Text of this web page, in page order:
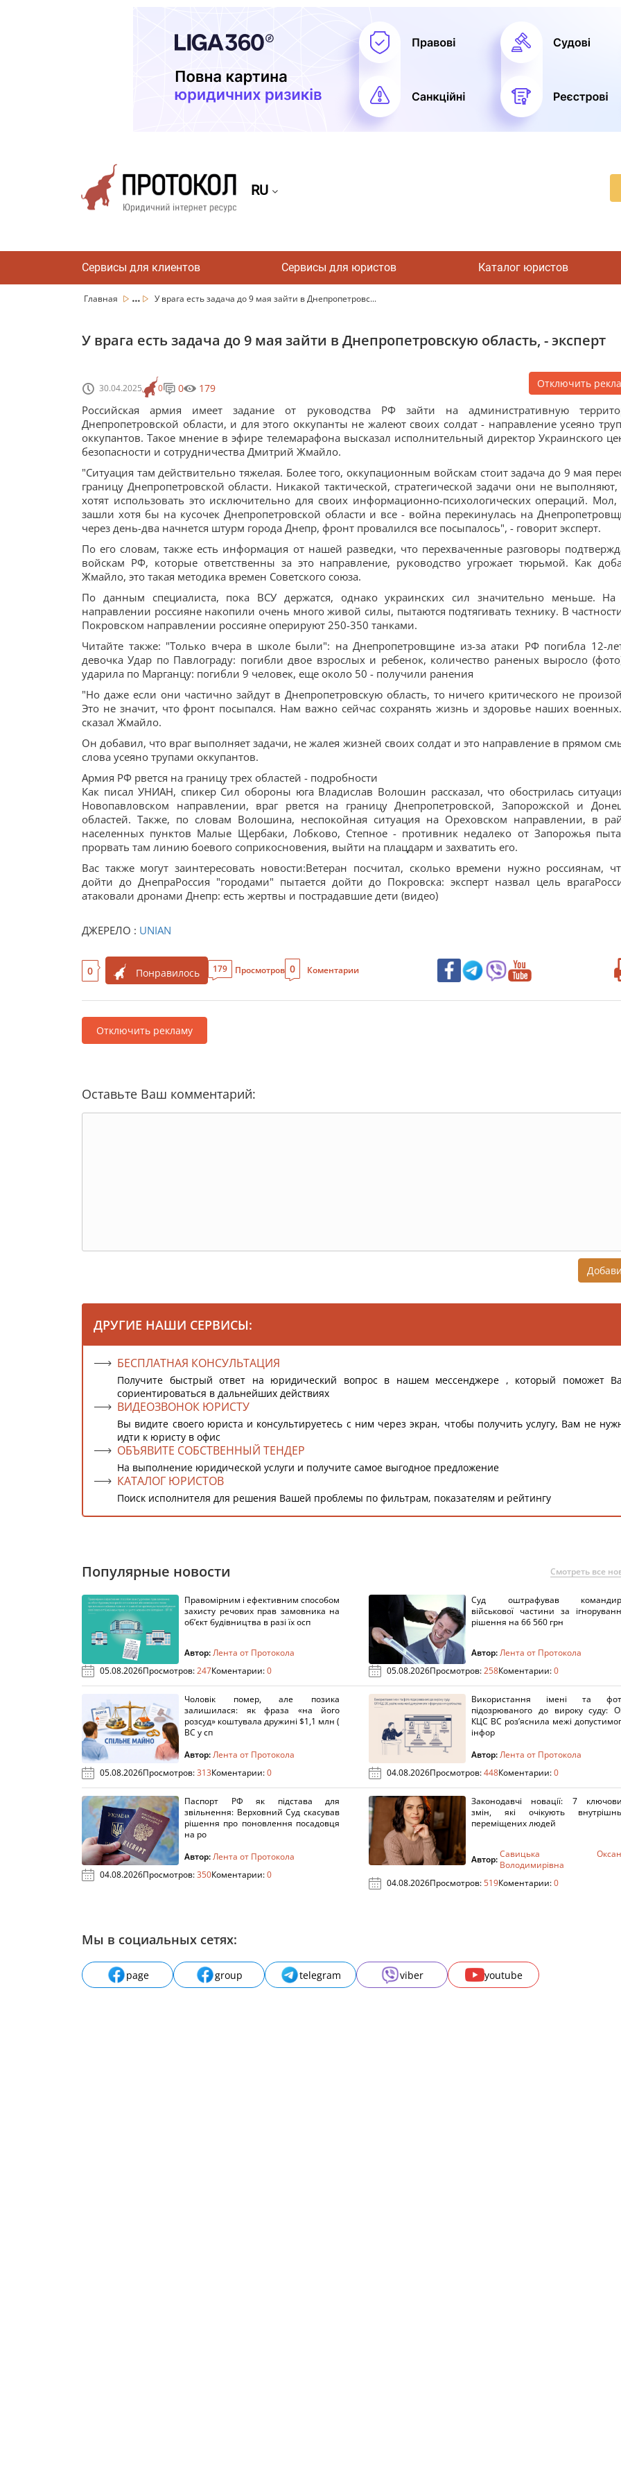
RU
Сервисы для клиентов Сервисы для юристов Каталог юристов
Главная ... У врага есть задача до 9 мая зайти в Днепропетровс...
У врага есть задача до 9 мая зайти в Днепропетровскую область, - эксперт
30.04.2025 0 0 179 Отключить
Российская армия имеет задание от руководства РФ зайти на административную
Днепропетровской области, и для этого оккупанты не жалеют своих солдат - направление усеяно
оккупантов. Такое мнение в эфире телемарафона высказал исполнительный директор Украинского
безопасности и сотрудничества Дмитрий Жмайло.
"Ситуация там действительно тяжелая. Более того, оккупационным войскам стоит задача до 9 мая
границу Днепропетровской области. Никакой тактической, стратегической задачи они не
хотят использовать это исключительно для своих информационно-психологических операций.
зашли хотя бы на кусочек Днепропетровской области и все - война перекинулась на
через день-два начнется штурм города Днепр, фронт провалился все посыпалось", - говорит эксперт.
По его словам, также есть информация от нашей разведки, что перехваченные разговоры
войскам РФ, которые ответственны за это направление, руководство угрожает тюрьмой. Как
Жмайло, это такая методика времен Советского союза.
По данным специалиста, пока ВСУ держатся, однако украинских сил значительно меньше. На
направлении россияне накопили очень много живой силы, пытаются подтягивать технику. В
Покровском направлении россияне оперируют 250-350 танками.
Читайте также: "Только вчера в школе были": на Днепропетровщине из-за атаки РФ погибла 12-
девочка Удар по Павлограду: погибли двое взрослых и ребенок, количество раненых выросло
ударила по Марганцу: погибли 9 человек, еще около 50 - получили ранения
"Но даже если они частично зайдут в Днепропетровскую область, то ничего критического не
Это не значит, что фронт посыпался. Нам важно сейчас сохранять жизнь и здоровье наших
сказал Жмайло.
Он добавил, что враг выполняет задачи, не жалея жизней своих солдат и это направление в прямом
слова усеяно трупами оккупантов.
Армия РФ рвется на границу трех областей - подробности
Как писал УНИАН, спикер Сил обороны юга Владислав Волошин рассказал, что обострилась
Новопавловском направлении, враг рвется на границу Днепропетровской, Запорожской и
областей. Также, по словам Волошина, неспокойная ситуация на Ореховском направлении, в
населенных пунктов Малые Щербаки, Лобково, Степное - противник недалеко от Запорожья
прорвать там линию боевого соприкосновения, выйти на плацдарм и захватить его.
Вас также могут заинтересовать новости:Ветеран посчитал, сколько времени нужно россиянам,
дойти до ДнепраРоссия "городами" пытается дойти до Покровска: эксперт назвал цель
атаковали дронами Днепр: есть жертвы и пострадавшие дети (видео)
ДЖЕРЕЛО : UNIAN
0 Понравилось 179 Просмотров 0 Коментарии
Отключить рекламу
Оставьте Ваш комментарий:
ДРУГИЕ НАШИ СЕРВИСЫ:
БЕСПЛАТНАЯ КОНСУЛЬТАЦИЯ
Получите быстрый ответ на юридический вопрос в нашем мессенджере , который поможет
сориентироваться в дальнейших действиях
ВИДЕОЗВОНОК ЮРИСТУ
Вы видите своего юриста и консультируетесь с ним через экран, чтобы получить услугу, Вам не
идти к юристу в офис
ОБЪЯВИТЕ СОБСТВЕННЫЙ ТЕНДЕР
На выполнение юридической услуги и получите самое выгодное предложение
КАТАЛОГ ЮРИСТОВ
Поиск исполнителя для решения Вашей проблемы по фильтрам, показателям и рейтингу
Популярные новости Смотреть все
Правомірним і ефективним способом
захисту речових прав замовника на
об’єкт будівництва в разі їх осп
Автор:Лента от Протокола
05.08.2026Просмотров:247Коментарии:0
Суд оштрафував
військової частини за
рішення на 66 560 грн
Автор:Лента от Протокола
05.08.2026Просмотров:258Коментарии:0
Чоловік помер, але позика
залишилася: як фраза «на його
розсуд» коштувала дружині $1,1 млн (
ВС у сп
Автор:Лента от Протокола
05.08.2026Просмотров:313Коментарии:0
Використання імені та
підозрюваного до вироку суду:
КЦС ВС роз’яснила межі
інфор
Автор:Лента от Протокола
04.08.2026Просмотров:448Коментарии:0
Паспорт РФ як підстава для
звільнення: Верховний Суд скасував
рішення про поновлення посадовця
на ро
Автор:Лента от Протокола
04.08.2026Просмотров:350Коментарии:0
Законодавчі новації: 7
змін, які очікують
переміщених людей
Автор:Савицька
Володимирівна
04.08.2026Просмотров:519Коментарии:0
Мы в социальных сетях:
page group telegram viber youtube